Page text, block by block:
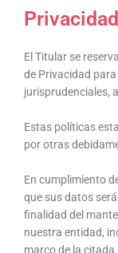
Privacidad
El Titular se
de Privacidad
jurisprudenciales,
Estas políticas
por otras
En cumplimiento
que sus datos
finalidad del
nuestra entidad,
marco de la citada